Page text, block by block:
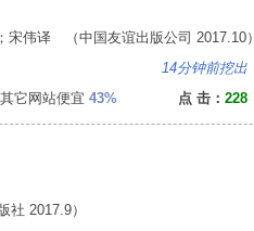
伟译 （中国友谊出版公司 2017.10）
14分钟前挖出
网站便宜 43% 点 击： 228
2017.9）